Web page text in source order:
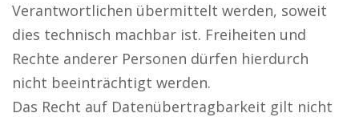
Verantwortlichen übermittelt werden, soweit
dies technisch machbar ist. Freiheiten und
Rechte anderer Personen dürfen hierdurch
nicht beeinträchtigt werden.
Das Recht auf Datenübertragbarkeit gilt nicht